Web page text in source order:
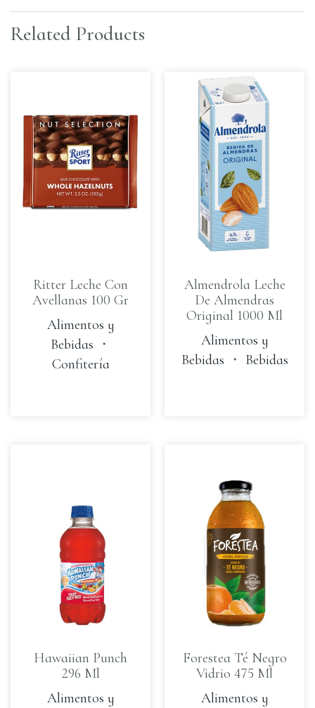
Related Products
Ritter Leche Con
Avellanas 100 Gr
Alimentos y
Bebidas ・
Confitería
Almendrola Leche
De Almendras
Original 1000 Ml
Alimentos y
Bebidas ・ Bebidas
Hawaiian Punch
296 Ml
Alimentos y
Forestea Té Negro
Vidrio 475 Ml
Alimentos y